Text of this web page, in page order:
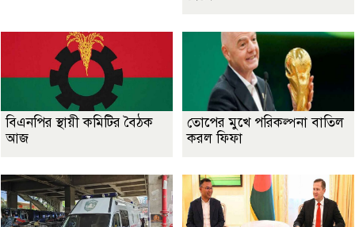
বিএনপির স্থায়ী কমিটির বৈঠক
আজ
তোপের মুখে পরিকল্পনা বাতিল
করল ফিফা